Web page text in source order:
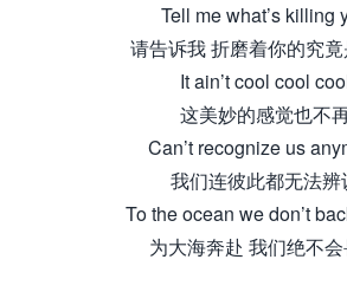
Tell me what’s killing
请告诉我 折磨着你的究
It ain’t cool cool
这美妙的感觉也不
Can’t recognize us
我们连彼此都无法辨
To the ocean we don’t
为大海奔赴 我们绝不